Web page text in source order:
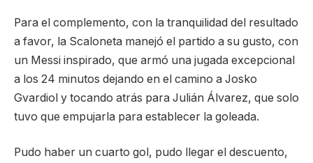
Para el complemento, con la tranquilidad del resultado
a favor, la Scaloneta manejó el partido a su gusto, con
un Messi inspirado, que armó una jugada excepcional
a los 24 minutos dejando en el camino a Josko
Gvardiol y tocando atrás para Julián Álvarez, que solo
tuvo que empujarla para establecer la goleada.
Pudo haber un cuarto gol, pudo llegar el descuento,